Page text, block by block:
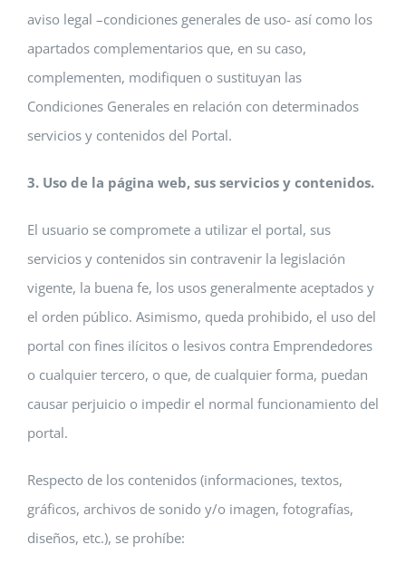
aviso legal –condiciones generales de uso- así como los
apartados complementarios que, en su caso,
complementen, modifiquen o sustituyan las
Condiciones Generales en relación con determinados
servicios y contenidos del Portal.
3. Uso de la página web, sus servicios y contenidos.
El usuario se compromete a utilizar el portal, sus
servicios y contenidos sin contravenir la legislación
vigente, la buena fe, los usos generalmente aceptados y
el orden público. Asimismo, queda prohibido, el uso del
portal con fines ilícitos o lesivos contra Emprendedores
o cualquier tercero, o que, de cualquier forma, puedan
causar perjuicio o impedir el normal funcionamiento del
portal.
Respecto de los contenidos (informaciones, textos,
gráficos, archivos de sonido y/o imagen, fotografías,
diseños, etc.), se prohíbe: